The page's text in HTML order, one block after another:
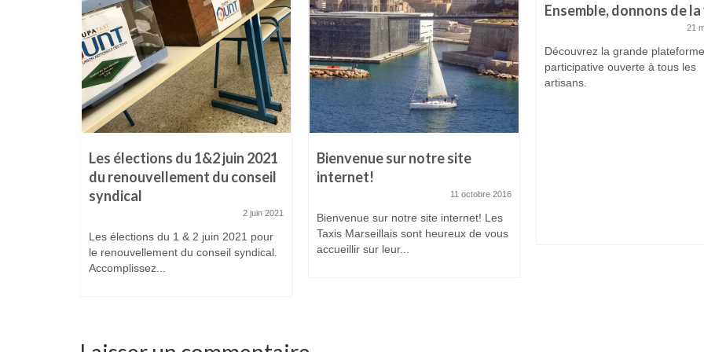
Les élections du 1&2 juin 2021
du renouvellement du conseil
syndical
2 juin 2021
Les élections du 1 & 2 juin 2021 pour
le renouvellement du conseil syndical.
Accomplissez...
Bienvenue sur notre site
internet!
11 octobre 2016
Bienvenue sur notre site internet! Les
Taxis Marseillais sont heureux de vous
accueillir sur leur...
Ensemble, donnons de
21
Découvrez la grande plateforme
participative ouverte à tous les
artisans.